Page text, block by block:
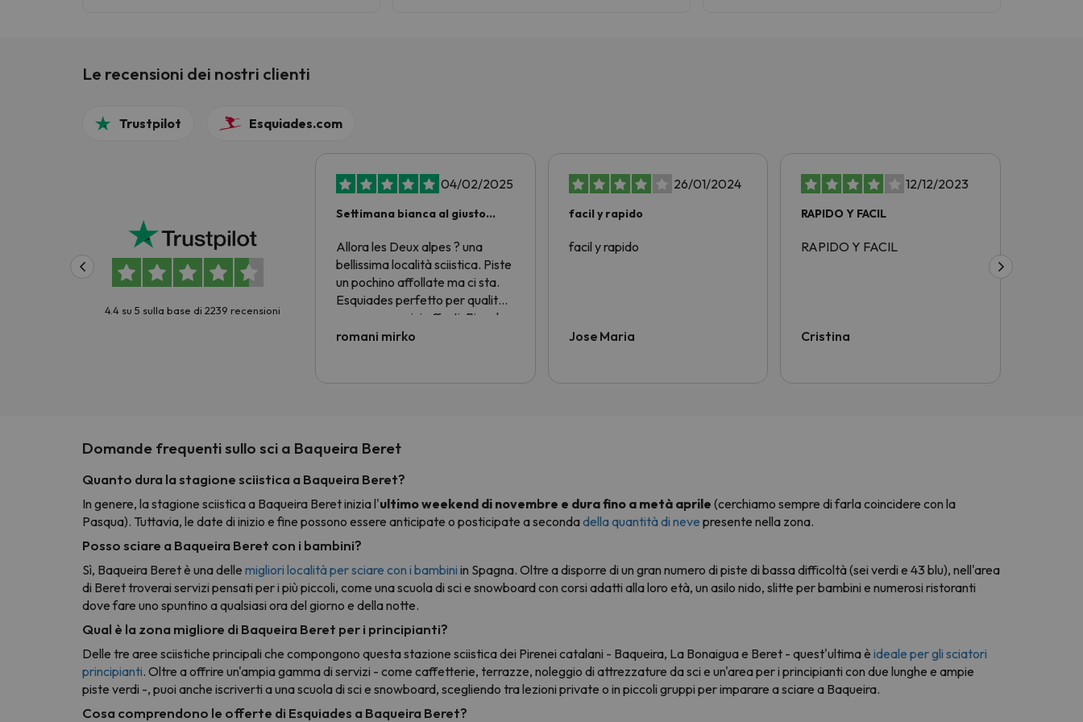
Le recensioni dei nostri clienti
Trustpilot Esquiades.com
4.4 su 5 sulla base di 2239 recensioni
04/02/2025
Settimana bianca al giusto
Allora les Deux alpes ? una
bellissima località sciistica. Piste
un pochino affollate ma ci sta.
Esquiades perfetto per qualità
prezzo e servizi offerti. Piccola
critica alla nostra bella Italia....
costretto ad andare in Francia....
giorni da sci 625 euro. In Italia
noleggio.
romani mirko
26/01/2024
facil y rapido
facil y rapido
Jose Maria
12/12/2023
RAPIDO Y FACIL
RAPIDO Y FACIL
Cristina
Domande frequenti sullo sci a Baqueira Beret
Quanto dura la stagione sciistica a Baqueira Beret?
In genere, la stagione sciistica a Baqueira Beret inizia l'ultimo weekend di novembre e dura fino a metà aprile (cerchiamo sempre di farla coincidere con la
Pasqua). Tuttavia, le date di inizio e fine possono essere anticipate o posticipate a secondadella quantità di neve presente nella zona.
Posso sciare a Baqueira Beret con i bambini?
Sì, Baqueira Beret è una delle migliori località per sciare con i bambini in Spagna. Oltre a disporre di un gran numero di piste di bassa difficoltà (sei verdi e 43 blu), nell'area
di Beret troverai servizi pensati per i più piccoli, come una scuola di sci e snowboard con corsi adatti alla loro età, un asilo nido, slitte per bambini e numerosi ristoranti
dove fare uno spuntino a qualsiasi ora del giorno e della notte.
Qual è la zona migliore di Baqueira Beret per i principianti?
Delle tre aree sciistiche principali che compongono questa stazione sciistica dei Pirenei catalani - Baqueira, La Bonaigua e Beret - quest'ultima è ideale per gli sciatori
principianti. Oltre a offrire un'ampia gamma di servizi - come caffetterie, terrazze, noleggio di attrezzature da sci e un'area per i principianti con due lunghe e ampie
piste verdi -, puoi anche iscriverti a una scuola di sci e snowboard, scegliendo tra lezioni private o in piccoli gruppi per imparare a sciare a Baqueira.
Cosa comprendono le offerte di Esquiades a Baqueira Beret?